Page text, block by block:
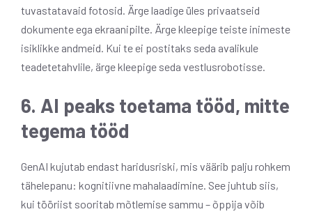
tuvastatavaid fotosid. Ärge laadige üles privaatseid
dokumente ega ekraanipilte. Ärge kleepige teiste inimeste
isiklikke andmeid. Kui te ei postitaks seda avalikule
teadetetahvlile, ärge kleepige seda vestlusrobotisse.
6. AI peaks toetama tööd, mitte
tegema tööd
GenAI kujutab endast haridusriski, mis väärib palju rohkem
tähelepanu: kognitiivne mahalaadimine. See juhtub siis,
kui tööriist sooritab mõtlemise sammu – õppija võib